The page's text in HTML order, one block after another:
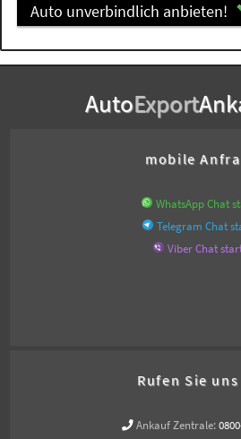
Auto unverbindlich anbieten!
AutoExport
mobile
WhatsApp Chat
Telegram Chat
Viber Chat
Rufen Sie
Ankauf Zentrale: